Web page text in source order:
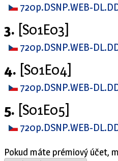
720p.DSNP.WEB-
3. [S01E03]
720p.DSNP.WEB-
4. [S01E04]
720p.DSNP.WEB-
5. [S01E05]
720p.DSNP.WEB-
Pokud máte prémiový účet,